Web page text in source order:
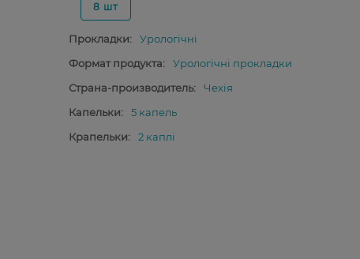
8 шт
Прокладки:
Урологічні
Формат продукта:
Урологічні прокладки
Страна-производитель:
Чехія
Капельки:
5 капель
Крапельки:
2 каплі